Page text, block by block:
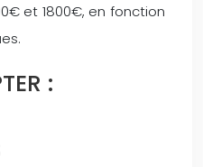
et 1800€, en fonction
: